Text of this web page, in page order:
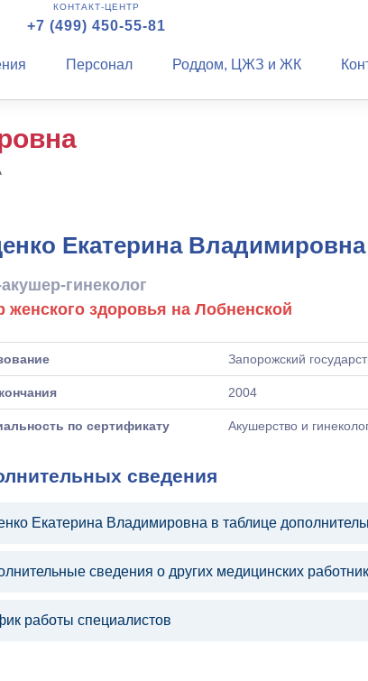
КОНТАКТ-ЦЕНТР
+7 (499) 450-55-81
Персонал Роддом, ЦЖЗ и ЖК
Екатерина Владимировна
гинеколог
женского здоровья на Лобненской
Запорожский
2004
по сертификату Акушерство и
сведения
Екатерина Владимировна в таблице
сведения о других медицинских
работы специалистов